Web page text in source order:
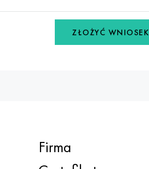
ZŁOŻYĆ WNIOSEK
Firma